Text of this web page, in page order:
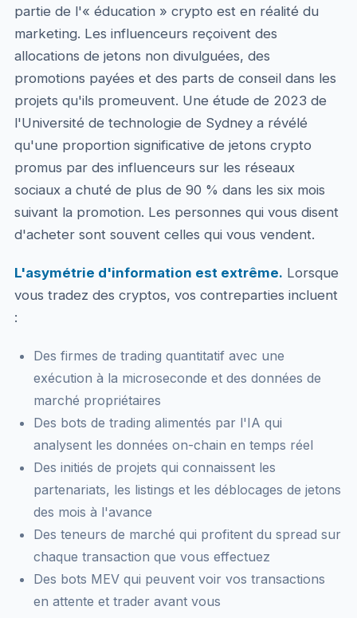
partie de l'« éducation » crypto est en réalité du
marketing. Les influenceurs reçoivent des
allocations de jetons non divulguées, des
promotions payées et des parts de conseil dans les
projets qu'ils promeuvent. Une étude de 2023 de
l'Université de technologie de Sydney a révélé
qu'une proportion significative de jetons crypto
promus par des influenceurs sur les réseaux
sociaux a chuté de plus de 90 % dans les six mois
suivant la promotion. Les personnes qui vous disent
d'acheter sont souvent celles qui vous vendent.
L'asymétrie d'information est extrême. Lorsque
vous tradez des cryptos, vos contreparties incluent
:
Des firmes de trading quantitatif avec une
exécution à la microseconde et des données de
marché propriétaires
Des bots de trading alimentés par l'IA qui
analysent les données on-chain en temps réel
Des initiés de projets qui connaissent les
partenariats, les listings et les déblocages de jetons
des mois à l'avance
Des teneurs de marché qui profitent du spread sur
chaque transaction que vous effectuez
Des bots MEV qui peuvent voir vos transactions
en attente et trader avant vous